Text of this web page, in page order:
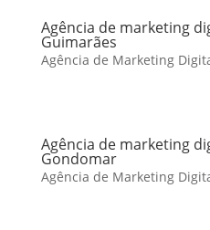
Agência de marketing
Guimarães
Agência de Marketing
Agência de marketing
Gondomar
Agência de Marketing